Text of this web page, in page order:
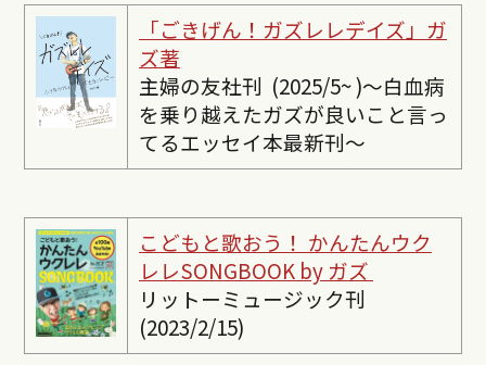
「ごきげん！ガズレレデイズ」ガ
ズ著
主婦の友社刊 (2025/5~ )〜白血病
を乗り越えたガズが良いこと言っ
てるエッセイ本最新刊〜
こどもと歌おう！ かんたんウク
レレSONGBOOK by ガズ
リットーミュージック刊
(2023/2/15)